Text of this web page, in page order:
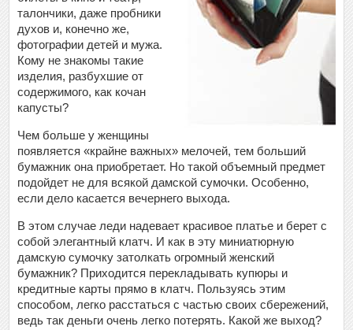
талончики, даже пробники
духов и, конечно же,
фотографии детей и мужа.
Кому не знакомы такие
изделия, разбухшие от
содержимого, как кочан
капусты?
Чем больше у женщины
появляется «крайне важных» мелочей, тем больший
бумажник она приобретает. Но такой объемный предмет
подойдет не для всякой дамской сумочки. Особенно,
если дело касается вечернего выхода.
В этом случае леди надевает красивое платье и берет с
собой элегантный клатч. И как в эту миниатюрную
дамскую сумочку затолкать огромный женский
бумажник? Приходится перекладывать купюры и
кредитные карты прямо в клатч. Пользуясь этим
способом, легко расстаться с частью своих сбережений,
ведь так деньги очень легко потерять. Какой же выход?